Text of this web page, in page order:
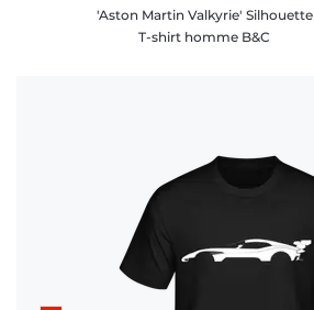
'Aston Martin Valkyrie' Silhouette
T-shirt homme B&C